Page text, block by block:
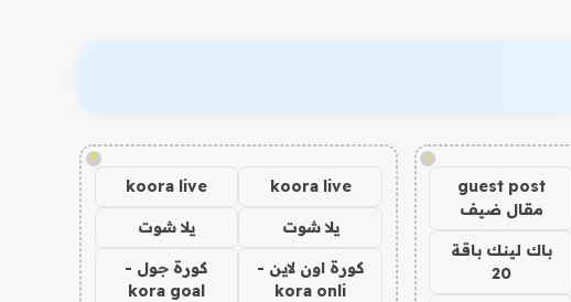
!
guest post
مقال ضيف
باك لينك باقة
20
!
koora live
koora live
يلا شوت يلا شوت
كورة اون لاين -
kora onli
كورة جول -
kora goal